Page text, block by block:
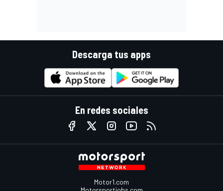
Descarga tus apps
En redes sociales
Motor1.com